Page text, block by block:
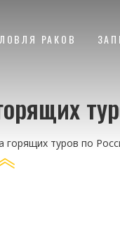
ЛОВЛЯ РАКОВ
горящих туров по